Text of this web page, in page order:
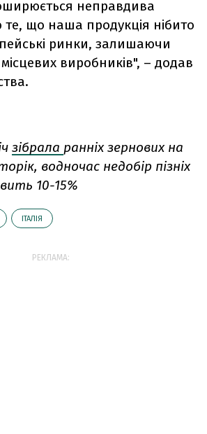
неправдива
те, що наша продукція нібито
ринки, залишаючи
виробників", – додав
зібрала ранніх зернових на
водночас недобір пізніх
10-15%
ІТАЛІЯ
РЕКЛАМА: